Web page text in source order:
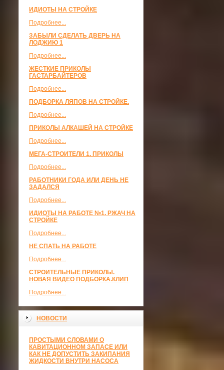
ИДИОТЫ НА СТРОЙКЕ
Подробнее...
ЗАБЫЛИ СДЕЛАТЬ ДВЕРЬ НА
ЛОДЖИЮ 1
Подробнее...
ЖЕСТКИЕ ПРИКОЛЫ
ГАСТАРБАЙТЕРОВ
Подробнее...
ПОДБОРКА ЛЯПОВ НА СТРОЙКЕ.
Подробнее...
ПРИКОЛЫ АЛКАШЕЙ НА СТРОЙКЕ
Подробнее...
МЕГА-СТРОИТЕЛИ 1. ПРИКОЛЫ
Подробнее...
РАБОТНИКИ ГОДА ИЛИ ДЕНЬ НЕ
ЗАДАЛСЯ
Подробнее...
ИДИОТЫ НА РАБОТЕ №1. РЖАЧ НА
СТРОЙКЕ
Подробнее...
НЕ СПАТЬ НА РАБОТЕ
Подробнее...
СТРОИТЕЛЬНЫЕ ПРИКОЛЫ.
НОВАЯ ВИДЕО ПОДБОРКА.КЛИП
Подробнее...
НОВОСТИ
ПРОСТЫМИ СЛОВАМИ О
КАВИТАЦИОННОМ ЗАПАСЕ ИЛИ
КАК НЕ ДОПУСТИТЬ ЗАКИПАНИЯ
ЖИДКОСТИ ВНУТРИ НАСОСА